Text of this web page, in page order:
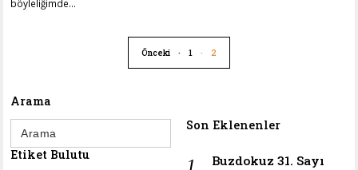
böyleliğimde…
Önceki 1 2
Arama
Search
for: Son Eklenenler
Buzdokuz 31. Sayı
Etiket Bulutu